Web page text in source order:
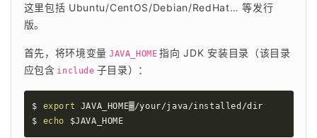
这里包括 Ubuntu/CentOS/Debian/RedHat… 等发行
版。
首先，将环境变量 JAVA_HOME 指向 JDK 安装目录（该目录
应包含 include 子目录）：
$ export JAVA_HOME=/your/java/installed/dir
$ echo $JAVA_HOME